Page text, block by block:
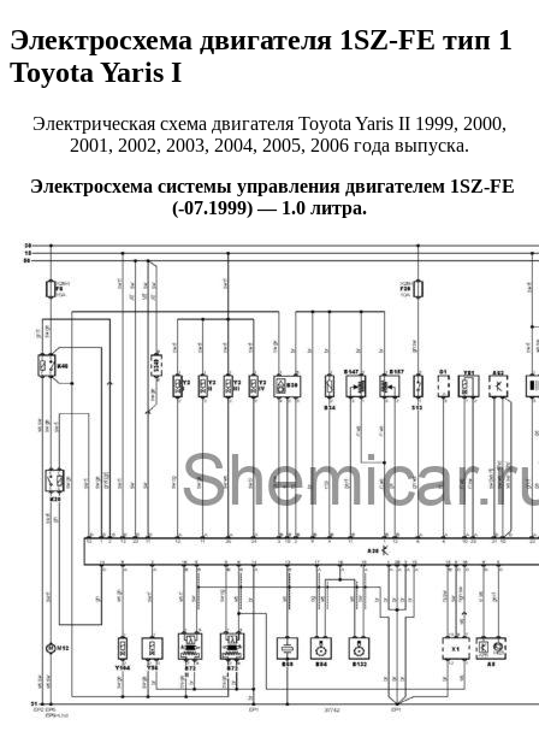
Электросхема двигателя 1SZ-FE тип 1
Toyota Yaris I
Электрическая схема двигателя Toyota Yaris II 1999, 2000,
2001, 2002, 2003, 2004, 2005, 2006 года выпуска.
Электросхема системы управления двигателем 1SZ-FE
(-07.1999) — 1.0 литра.